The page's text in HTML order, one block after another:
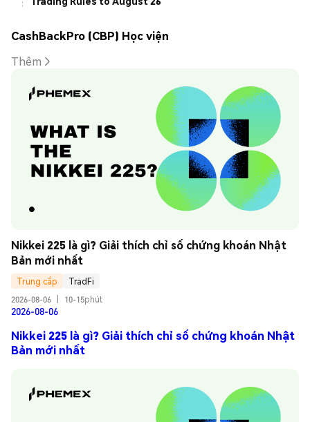
CashBackPro (CBP) Học viện
Thêm
Nikkei 225 là gì? Giải thích chỉ số chứng khoán Nhật
Bản mới nhất
Trung cấp
TradFi
2026-08-06
10-15phút
2026-08-06
Nikkei 225 là gì? Giải thích chỉ số chứng khoán Nhật
Bản mới nhất